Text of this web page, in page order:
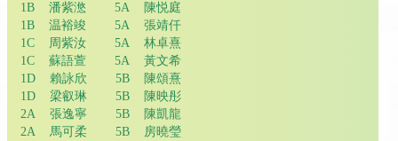
1B 潘紫滺 5A 陳悦庭
1B 温裕竣 5A 張靖仟
1C 周紫汝 5A 林卓熹
1C 蘇語萱 5A 黃文希
1D 賴詠欣 5B 陳頌熹
1D 梁叡琳 5B 陳映彤
2A 張逸寧 5B 陳凱龍
2A 馬可柔 5B 房曉瑩